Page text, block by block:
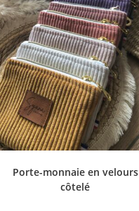
Porte-monnaie en velours
côtelé